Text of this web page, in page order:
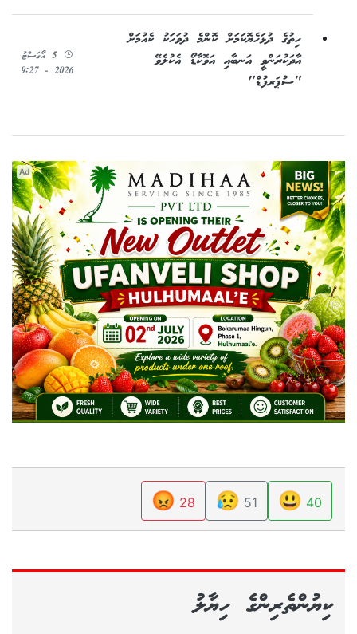
ހިތުގެ ދުޅަހެޔޮކަމަށް ކޮންމެ ދުވަހަކު ކެއުމަށް
އާދަކުރަންވީ އަނބާއި އަވޮކާޑޯ އެކުލެވޭ
"ސުޕަރފުޑް"
5 އޯގަސްޓު
2026 - 9:27
Ad
40
😃
51
😥
28
😡
ކިޔުންތެރިންގެ ހިޔާލު